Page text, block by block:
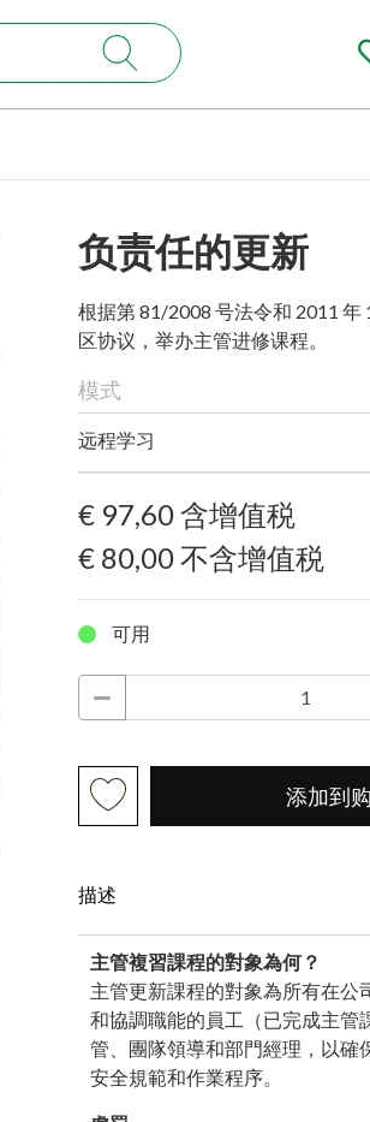
负责任的更新
根据第 81/2008 号法令和 2011 年
区协议，举办主管进修课程。
模式
远程学习
€ 97,60含增值税
€ 80,00不含增值税
可用
添加到
描述
主管複習課程的對象為何？
主管更新課程的對象為所有在公
和協調職能的員工（已完成主管
管、團隊領導和部門經理，以確
安全規範和作業程序。